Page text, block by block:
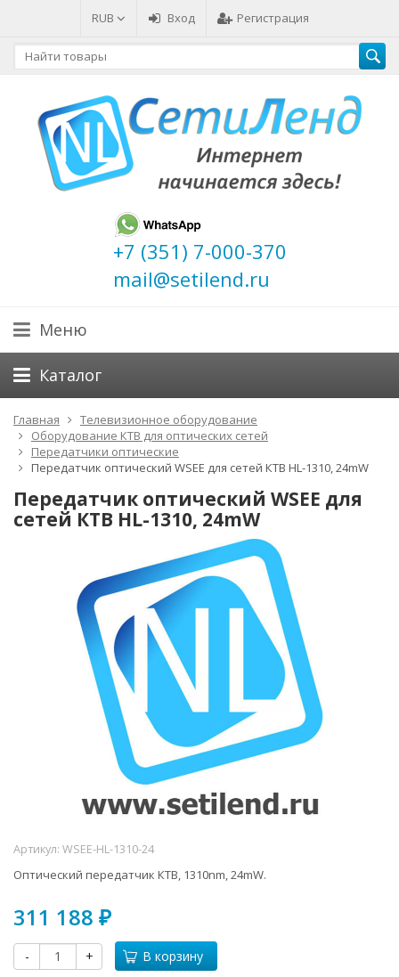
RUB Вход Регистрация
+7 (351) 7-000-370
mail@setilend.ru
Меню
Каталог
Главная
Телевизионное оборудование
Оборудование КТВ для оптических сетей
Передатчики оптические
Передатчик оптический WSEE для сетей КТВ HL-1310, 24mW
Передатчик оптический WSEE для
сетей КТВ HL-1310, 24mW
Артикул: WSEE-HL-1310-24
Оптический передатчик КТВ, 1310nm, 24mW.
311 188 ₽
- + В корзину